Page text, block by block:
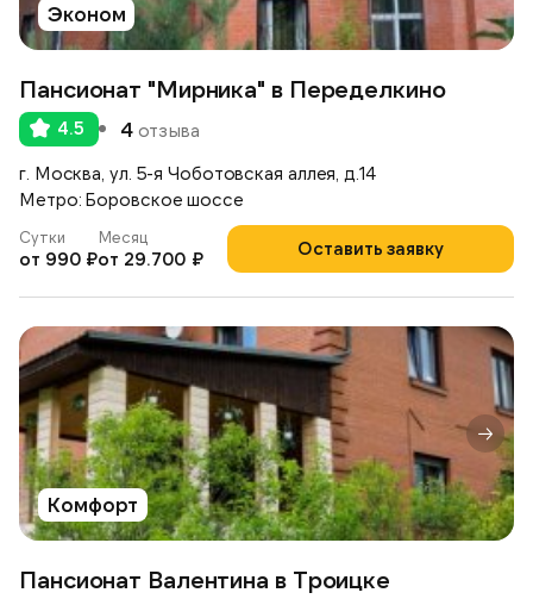
Эконом
Пансионат "Мирника" в Переделкино
4.5 4отзыва
г. Москва, ул. 5-я Чоботовская аллея, д.14
Метро: Боровское шоссе
Оставить заявку
Сутки
от 990 ₽
Месяц
от 29.700 ₽
Комфорт
Пансионат Валентина в Троицке